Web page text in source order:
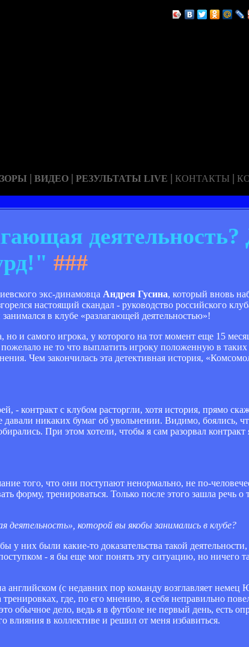
| ВИДЕО | РЕЗУЛЬТАТЫ LIVE | КОНТАКТЫ |
деятельность?
###
экс-динамовца Андрея Гусина, который вновь
настоящий скандал - руководство российского
в клубе «разлагающей деятельностью»!
но и самого игрока, у которого на тот момент еще 15
не то что выплатить игроку положенную в
Чем закончилась эта детективная история,
- контракт с клубом расторгли, хотя история, прямо
никаких бумаг об увольнении. Видимо, боялись,
При этом хотели, чтобы я сам разорвал контракт
того, что они поступают ненормально, не по-
форму, тренироваться. Только после этого зашла речь о
которой вы якобы занимались в клубе?
них были какие-то доказательства такой
- я бы еще мог понять эту ситуацию, но ничего
английском (с недавних пор команду возглавляет
где, по его мнению, я себя неправильно
обычное дело, ведь я в футболе не первый день, есть
влияния в коллективе и решил от меня избавиться.